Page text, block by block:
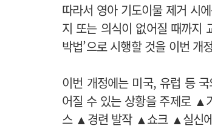
따라서 영아 기도이물 제거 시
지 또는 의식이 없어질 때까지
박법’으로 시행할 것을 이번 개
이번 개정에는 미국, 유럽 등
어질 수 있는 상황을 주제로
스 ▲경련 발작 ▲쇼크 ▲실신